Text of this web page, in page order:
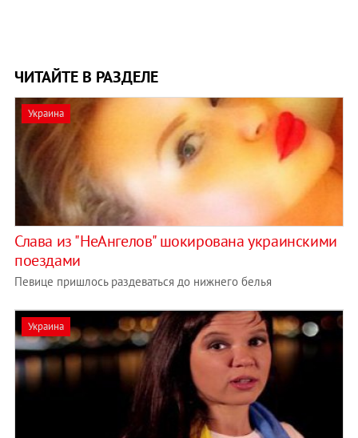
ЧИТАЙТЕ В РАЗДЕЛЕ
Украина
Слава из "НеАнгелов" шокирована украинскими
поездами
Певице пришлось раздеваться до нижнего белья
Украина